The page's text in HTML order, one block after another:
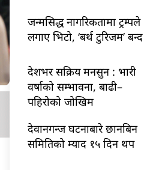
जन्मसिद्ध नागरिकतामा ट्रम्पले
लगाए भिटो, ‘बर्थ टुरिजम’ बन्द
देशभर सक्रिय मनसुन : भारी
वर्षाको सम्भावना, बाढी–
पहिरोको जोखिम
देवानगन्ज घटनाबारे छानबिन
समितिको म्याद १५ दिन थप